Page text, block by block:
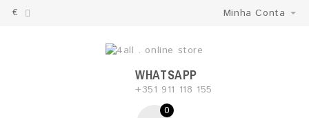
€ Minha Conta
WHATSAPP
+351 911 118 155
0